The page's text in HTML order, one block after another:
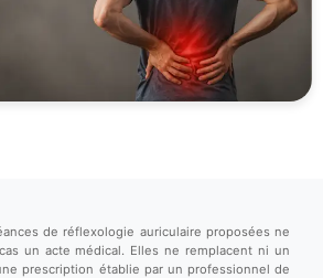
de réflexologie auriculaire proposées ne
un acte médical. Elles ne remplacent ni un
prescription établie par un professionnel de